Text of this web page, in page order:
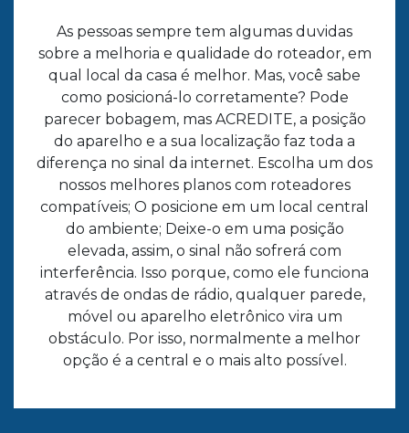
As pessoas sempre tem algumas duvidas
sobre a melhoria e qualidade do roteador, em
qual local da casa é melhor. Mas, você sabe
como posicioná-lo corretamente? Pode
parecer bobagem, mas ACREDITE, a posição
do aparelho e a sua localização faz toda a
diferença no sinal da internet. Escolha um dos
nossos melhores planos com roteadores
compatíveis; O posicione em um local central
do ambiente; Deixe-o em uma posição
elevada, assim, o sinal não sofrerá com
interferência. Isso porque, como ele funciona
através de ondas de rádio, qualquer parede,
móvel ou aparelho eletrônico vira um
obstáculo. Por isso, normalmente a melhor
opção é a central e o mais alto possível.